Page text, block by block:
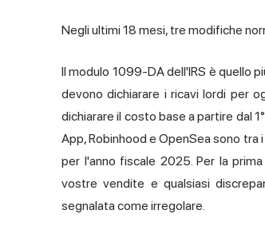
Negli ultimi 18 mesi, tre modifiche
Il modulo 1099-DA dell'IRS è quello
devono dichiarare i ricavi lordi per
dichiarare il costo base a partire dal
App, Robinhood e OpenSea sono
per l'anno fiscale 2025. Per la
vostre vendite e qualsiasi
segnalata come irregolare.